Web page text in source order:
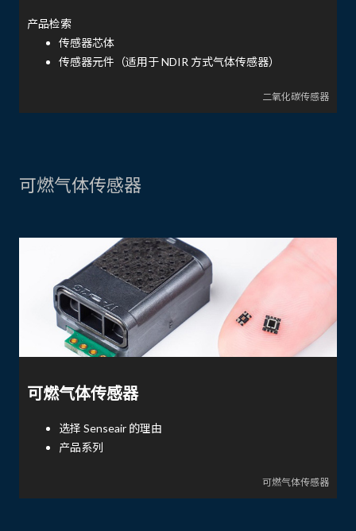
产品检索
传感器芯体
传感器元件（适用于 NDIR 方式气体传感器）
二氧化碳传感器
可燃气体传感器
可燃气体传感器
选择 Senseair 的理由
产品系列
可燃气体传感器